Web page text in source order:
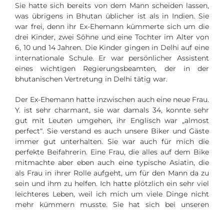
Sie hatte sich bereits von dem Mann scheiden lassen,
was übrigens in Bhutan üblicher ist als in Indien. Sie
war frei, denn ihr Ex-Ehemann kümmerte sich um die
drei Kinder, zwei Söhne und eine Tochter im Alter von
6, 10 und 14 Jahren. Die Kinder gingen in Delhi auf eine
internationale Schule. Er war persönlicher Assistent
eines wichtigen Regierungsbeamten, der in der
bhutanischen Vertretung in Delhi tätig war.
Der Ex-Ehemann hatte inzwischen auch eine neue Frau.
Y. ist sehr charmant, sie war damals 34, konnte sehr
gut mit Leuten umgehen, ihr Englisch war „almost
perfect“. Sie verstand es auch unsere Biker und Gäste
immer gut unterhalten. Sie war auch für mich die
perfekte Beifahrerin. Eine Frau, die alles auf dem Bike
mitmachte aber eben auch eine typische Asiatin, die
als Frau in ihrer Rolle aufgeht, um für den Mann da zu
sein und ihm zu helfen. Ich hatte plötzlich ein sehr viel
leichteres Leben, weil ich mich um viele Dinge nicht
mehr kümmern musste. Sie hat sich bei unseren